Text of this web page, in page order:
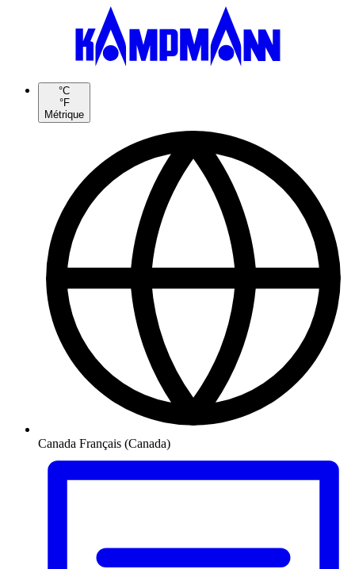
°C
°F
Métrique
Canada Français (Canada)